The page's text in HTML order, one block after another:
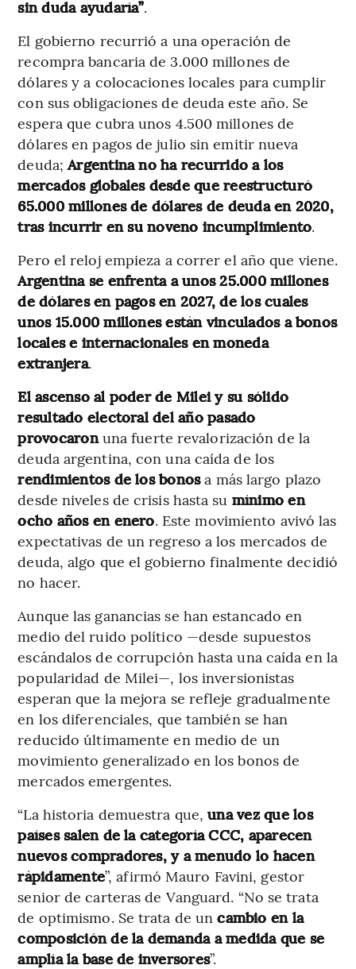
sin duda ayudaría”.
El gobierno recurrió a una operación de
recompra bancaria de 3.000 millones de
dólares y a colocaciones locales para cumplir
con sus obligaciones de deuda este año. Se
espera que cubra unos 4.500 millones de
dólares en pagos de julio sin emitir nueva
deuda;Argentina no ha recurrido a los
mercados globales desde que reestructuró
65.000 millones de dólares de deuda en 2020,
tras incurrir en su noveno incumplimiento.
Pero el reloj empieza a correr el año que viene.
Argentina se enfrenta a unos 25.000 millones
de dólares en pagos en 2027, de los cuales
unos 15.000 millones están vinculados a bonos
locales e internacionales en moneda
extranjera.
El ascenso al poder de Milei y su sólido
resultado electoral del año pasado
provocaronuna fuerte revalorización de la
deuda argentina, con una caída de los
rendimientos de los bonosa más largo plazo
desde niveles de crisis hasta su mínimo en
ocho años en enero. Este movimiento avivó las
expectativas de un regreso a los mercados de
deuda, algo que el gobierno finalmente decidió
no hacer.
Aunque las ganancias se han estancado en
medio del ruido político —desde supuestos
escándalos de corrupción hasta una caída en la
popularidad de Milei—, los inversionistas
esperan que la mejora se refleje gradualmente
en los diferenciales, que también se han
reducido últimamente en medio de un
movimiento generalizado en los bonos de
mercados emergentes.
“La historia demuestra que,una vez que los
países salen de la categoría CCC, aparecen
nuevos compradores, y a menudo lo hacen
rápidamente”, afirmó Mauro Favini, gestor
senior de carteras de Vanguard. “No se trata
de optimismo. Se trata de uncambio en la
composición de la demanda a medida que se
amplía la base de inversores”.